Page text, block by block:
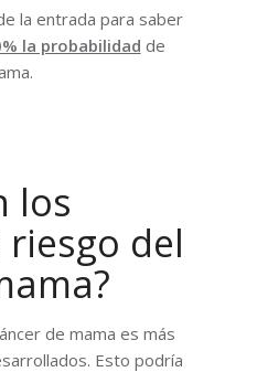
la entrada para saber
la probabilidad de
los
del
de mama es más
Esto podría